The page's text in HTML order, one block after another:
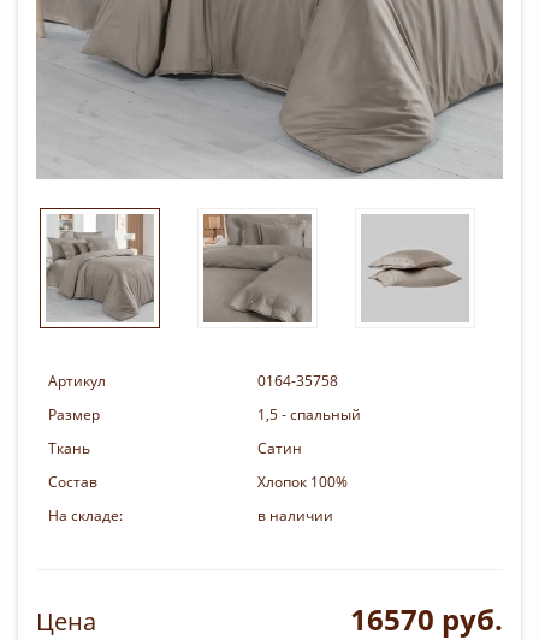
Артикул
0164-35758
Размер
1,5 - спальный
Ткань
Сатин
Состав
Хлопок 100%
На складе:
в наличии
Цена 16570 руб.